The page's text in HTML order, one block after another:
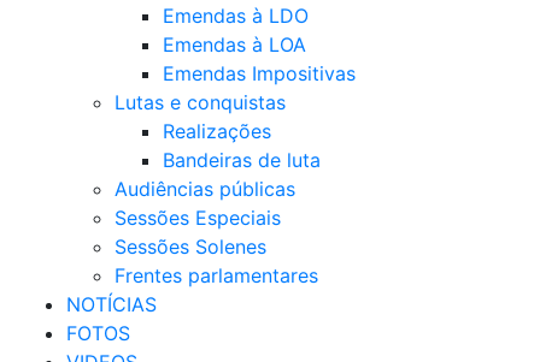
Emendas à LDO
Emendas à LOA
Emendas Impositivas
Lutas e conquistas
Realizações
Bandeiras de luta
Audiências públicas
Sessões Especiais
Sessões Solenes
Frentes parlamentares
NOTÍCIAS
FOTOS